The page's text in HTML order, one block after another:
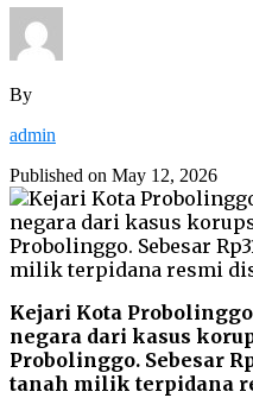
By
admin
Published on May 12, 2026
Kejari Kota
negara dari kasus
Probolinggo. Sebesar
tanah milik terpidana